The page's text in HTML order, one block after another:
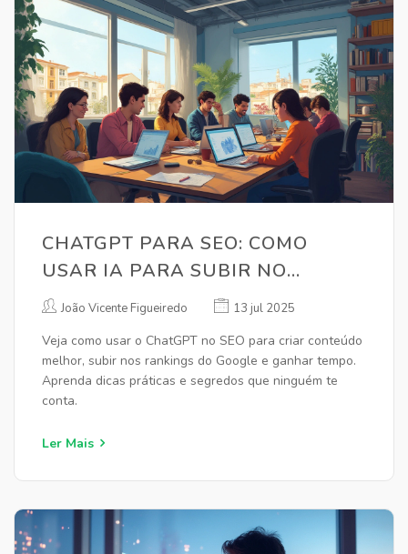
CHATGPT PARA SEO: COMO
USAR IA PARA SUBIR NO
GOOGLE
João Vicente Figueiredo 13 jul 2025
Veja como usar o ChatGPT no SEO para criar conteúdo
melhor, subir nos rankings do Google e ganhar tempo.
Aprenda dicas práticas e segredos que ninguém te
conta.
Ler Mais